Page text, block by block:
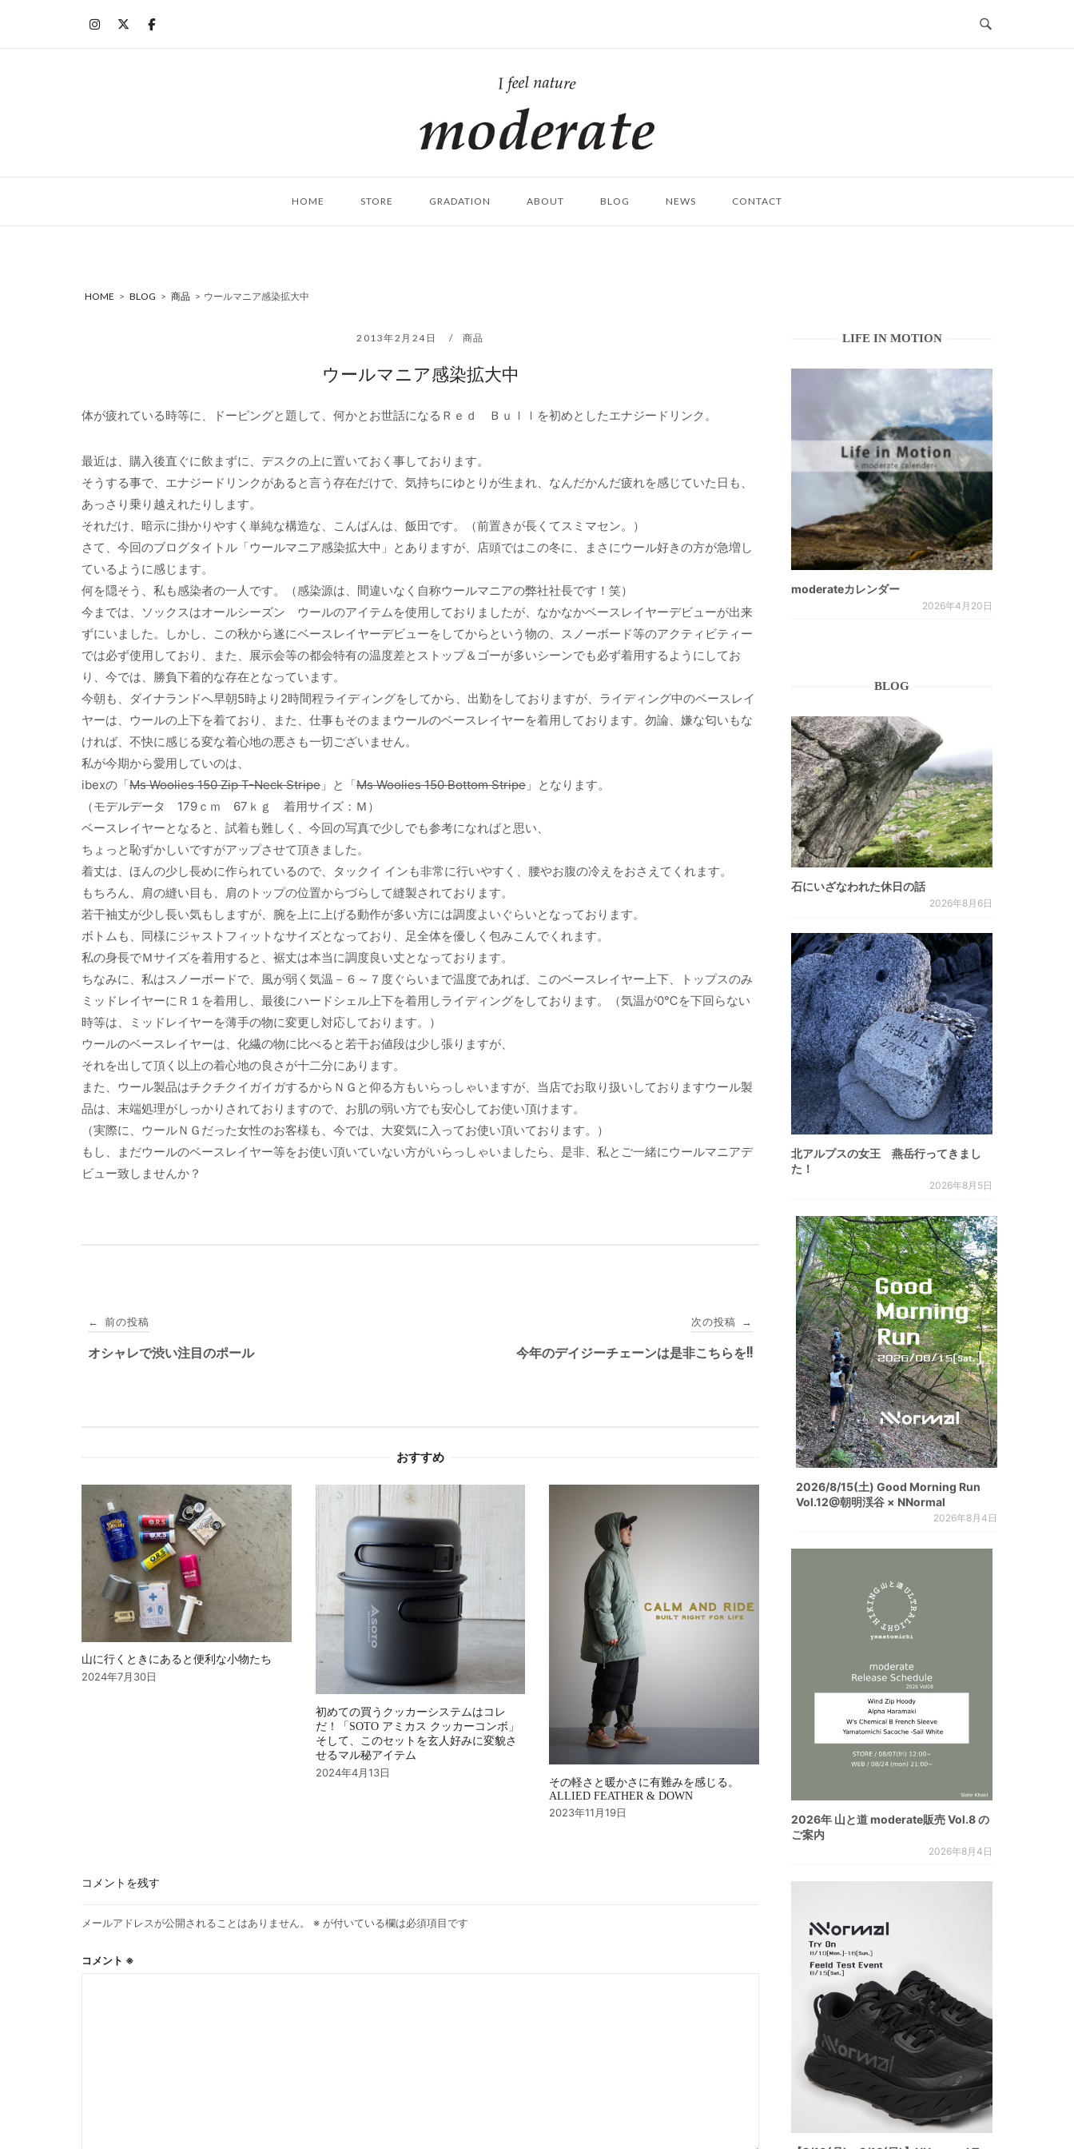
ム
HOME STORE GRADATION ABOUT BLOG NEWS CONTACT
HOME > BLOG > 商品 > ウールマニア感染拡大中
2013年2月24日 商品
ウールマニア感染拡大中
体が疲れている時等に、ドーピングと題して、何かとお世話になるＲｅｄ Ｂｕｌｌを初めとしたエナジードリンク。
最近は、購入後直ぐに飲まずに、デスクの上に置いておく事しております。
そうする事で、エナジードリンクがあると言う存在だけで、気持ちにゆとりが生まれ、なんだかんだ疲れを感じていた日も、
あっさり乗り越えれたりします。
それだけ、暗示に掛かりやすく単純な構造な、こんばんは、飯田です。（前置きが長くてスミマセン。）
さて、今回のブログタイトル「ウールマニア感染拡大中」とありますが、店頭ではこの冬に、まさにウール好きの方が急増し
ているように感じます。
何を隠そう、私も感染者の一人です。（感染源は、間違いなく自称ウールマニアの弊社社長です！笑）
今までは、ソックスはオールシーズン ウールのアイテムを使用しておりましたが、なかなかベースレイヤーデビューが出来
ずにいました。しかし、この秋から遂にベースレイヤーデビューをしてからという物の、スノーボード等のアクティビティー
では必ず使用しており、また、展示会等の都会特有の温度差とストップ＆ゴーが多いシーンでも必ず着用するようにしてお
り、今では、勝負下着的な存在となっています。
今朝も、ダイナランドへ早朝5時より2時間程ライディングをしてから、出勤をしておりますが、ライディング中のベースレイ
ヤーは、ウールの上下を着ており、また、仕事もそのままウールのベースレイヤーを着用しております。勿論、嫌な匂いもな
ければ、不快に感じる変な着心地の悪さも一切ございません。
私が今期から愛用していのは、
ibexの「Ms Woolies 150 Zip T-Neck Stripe 」と「Ms Woolies 150 Bottom Stripe 」となります。
（モデルデータ 179ｃｍ 67ｋｇ 着用サイズ：Ｍ）
ベースレイヤーとなると、試着も難しく、今回の写真で少しでも参考になればと思い、
ちょっと恥ずかしいですがアップさせて頂きました。
着丈は、ほんの少し長めに作られているので、タックイ インも非常に行いやすく、腰やお腹の冷えをおさえてくれます。
もちろん、肩の縫い目も、肩のトップの位置からづらして縫製されております。
若干袖丈が少し長い気もしますが、腕を上に上げる動作が多い方には調度よいぐらいとなっております。
ボトムも、同様にジャストフィットなサイズとなっており、足全体を優しく包みこんでくれます。
私の身長でＭサイズを着用すると、裾丈は本当に調度良い丈となっております。
ちなみに、私はスノーボードで、風が弱く気温－６～７度ぐらいまで温度であれば、このベースレイヤー上下、トップスのみ
ミッドレイヤーにＲ１を着用し、最後にハードシェル上下を着用しライディングをしております。（気温が0℃を下回らない
時等は、ミッドレイヤーを薄手の物に変更し対応しております。）
ウールのベースレイヤーは、化繊の物に比べると若干お値段は少し張りますが、
それを出して頂く以上の着心地の良さが十二分にあります。
また、ウール製品はチクチクイガイガするからＮＧと仰る方もいらっしゃいますが、当店でお取り扱いしておりますウール製
品は、末端処理がしっかりされておりますので、お肌の弱い方でも安心してお使い頂けます。
（実際に、ウールＮＧだった女性のお客様も、今では、大変気に入ってお使い頂いております。）
もし、まだウールのベースレイヤー等をお使い頂いていない方がいらっしゃいましたら、是非、私とご一緒にウールマニアデ
ビュー致しませんか？
稿
シ
ョ
ン
← 前の投稿
オシャレで渋い注目のポール
次の投稿 →
今年のデイジーチェーンは是非こちらを!!
おすすめ
山に行くときにあると便利な小物たち
2024年7月30日
初めての買うクッカーシステムはコレ
だ！「SOTO アミカス クッカーコンボ」
そして、このセットを玄人好みに変貌さ
せるマル秘アイテム
2024年4月13日
その軽さと暖かさに有難みを感じる。
ALLIED FEATHER & DOWN
2023年11月19日
コメントを残す
メールアドレスが公開されることはありません。 ※ が付いている欄は必須項目です
コメント ※
LIFE IN MOTION
moderateカレンダー
2026年4月20日
BLOG
石にいざなわれた休日の話
2026年8月6日
北アルプスの女王 燕岳行ってきまし
た！
2026年8月5日
2026/8/15(土) Good Morning Run
Vol.12@朝明渓谷 × NNormal
2026年8月4日
2026年 山と道 moderate販売 Vol.8 の
ご案内
2026年8月4日